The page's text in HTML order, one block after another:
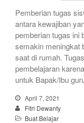
Pemberian tugas
antara kewajiban
pemberian tugas ini
semakin meningkat
saat di rumah.
pembelajaran
untuk Bapak/Ibu
April 7, 2021
Fitri Dewanty
Buat Belajar